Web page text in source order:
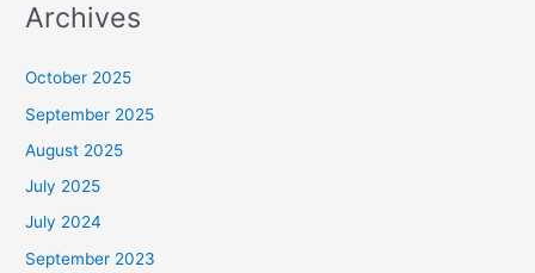
Archives
October 2025
September 2025
August 2025
July 2025
July 2024
September 2023